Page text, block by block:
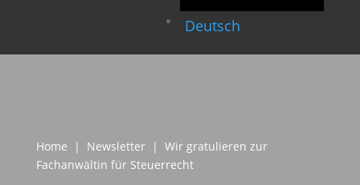
Deutsch
Home | Newsletter| Wir gratulieren zur
Fachanwältin für Steuerrecht